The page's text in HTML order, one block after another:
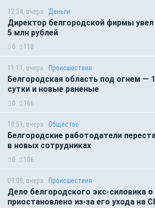
12:34, вчера Деньги
Директор белгородской фирмы увел
5 млн рублей
0 118
11:11, вчера Происшествия
Белгородская область под огнем —
сутки и новые раненые
0 166
10:51, вчера Общество
Белгородские работодатели
в новых сотрудниках
0 106
09:08, вчера Происшествия
Дело белгородского экс-силовика о
приостановлено из-за его ухода на